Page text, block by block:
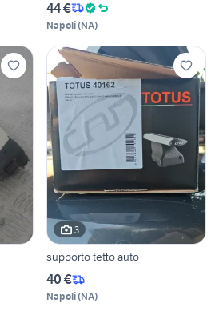
44 €
Napoli(NA)
3
supporto tetto auto
40 €
Napoli(NA)